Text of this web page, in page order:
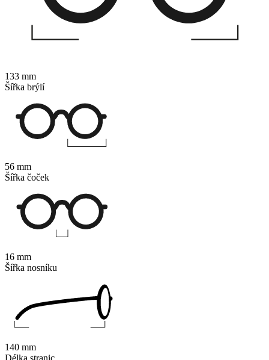
133 mm
Šířka brýlí
56 mm
Šířka čoček
16 mm
Šířka nosníku
140 mm